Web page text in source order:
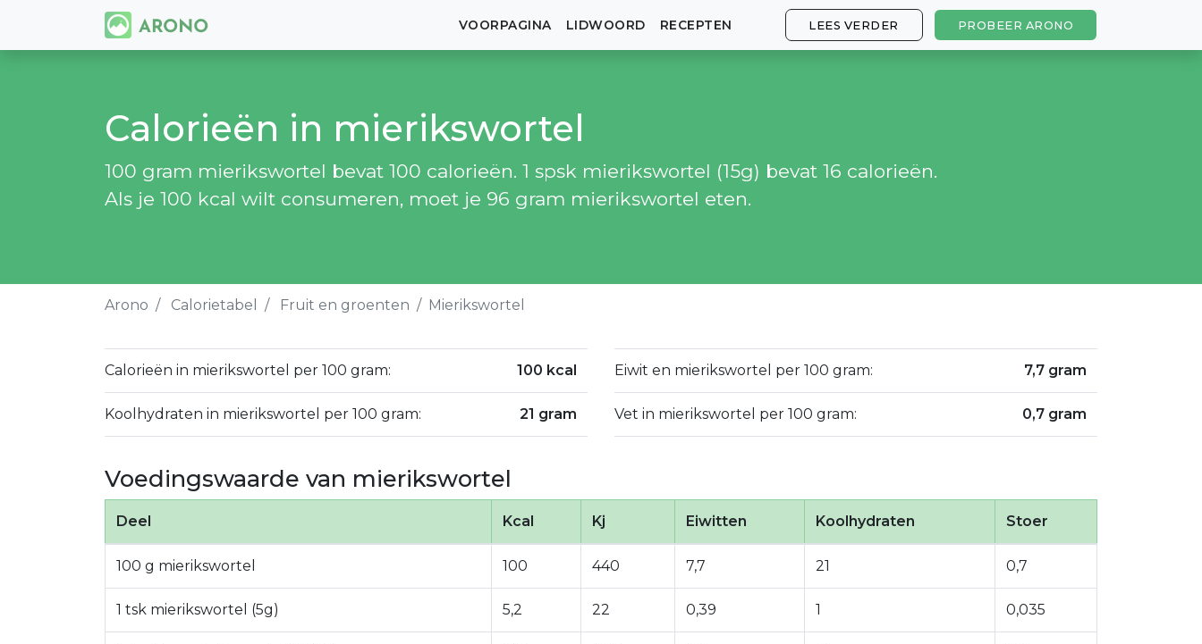
VOORPAGINA LIDWOORD RECEPTEN LEES VERDER PROBEER ARONO
Calorieën in mierikswortel
100 gram mierikswortel bevat 100 calorieën. 1 spsk mierikswortel (15g) bevat 16 calorieën.
Als je 100 kcal wilt consumeren, moet je 96 gram mierikswortel eten.
Arono Calorietabel Fruit en groenten Mierikswortel
Calorieën in mierikswortel per 100 gram: 100 kcal
Koolhydraten in mierikswortel per 100 gram: 21 gram
Eiwit en mierikswortel per 100 gram: 7,7 gram
Vet in mierikswortel per 100 gram: 0,7 gram
Voedingswaarde van mierikswortel
Deel Kcal Kj Eiwitten Koolhydraten Stoer
100 g mierikswortel 100 440 7,7 21 0,7
1 tsk mierikswortel (5g) 5,2 22 0,39 1 0,035